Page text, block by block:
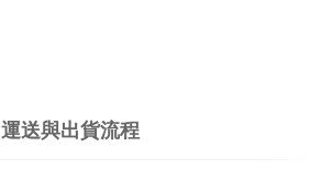
運送與出貨流程